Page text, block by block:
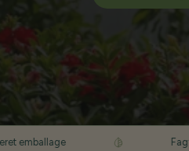
Fagfolk står bag